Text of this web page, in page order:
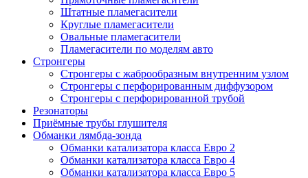
Штатные пламегасители
Круглые пламегасители
Овальные пламегасители
Пламегасители по моделям авто
Стронгеры
Стронгеры с жаброобразным внутренним узлом
Стронгеры с перфорированным диффузором
Стронгеры с перфорированной трубой
Резонаторы
Приёмные трубы глушителя
Обманки лямбда-зонда
Обманки катализатора класса Евро 2
Обманки катализатора класса Евро 4
Обманки катализатора класса Евро 5